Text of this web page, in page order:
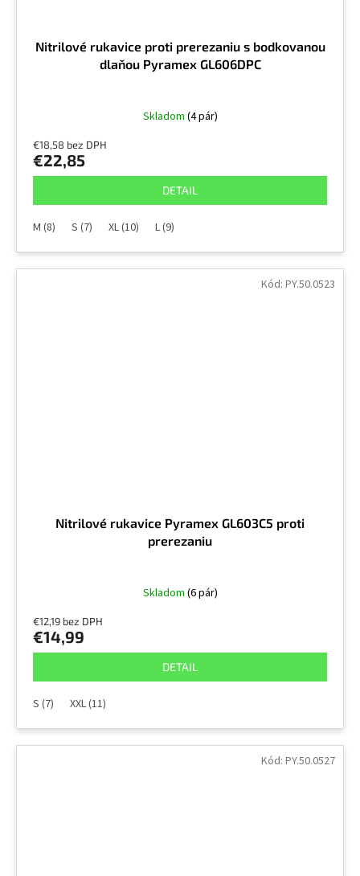
Nitrilové rukavice proti prerezaniu s bodkovanou
dlaňou Pyramex GL606DPC
Skladom (4 pár)
€18,58 bez DPH
€22,85
DETAIL
M (8) S (7) XL (10) L (9)
Nitrilové rukavice Pyramex GL603C5 proti
prerezaniu
Skladom (6 pár)
€12,19 bez DPH
€14,99
DETAIL
S (7) XXL (11)
Kód: PY.50.0523
Kód: PY.50.0527